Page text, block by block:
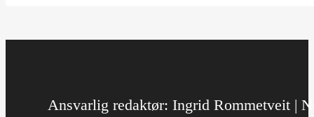
Ansvarlig redaktør: Ingrid Rommetveit |